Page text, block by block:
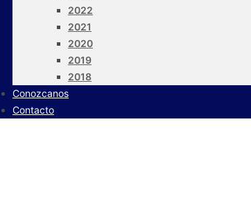
2022
2021
2020
2019
2018
Conozcanos
Contacto